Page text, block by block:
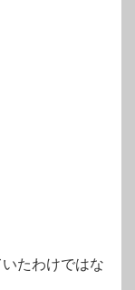
たわけではな